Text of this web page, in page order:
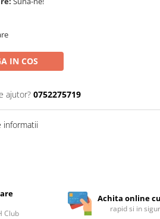
IN COS
ajutor? 0752275719
informatii
Club
Achita online
rapid si in